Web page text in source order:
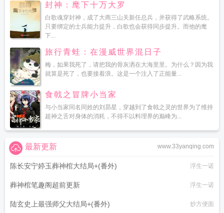
封神：麾下十万大罗
白歌魂穿封神，成了大商三山关新任总兵，并获得了武略系统。
只要绑定的士兵能力提升，白歌也会获得同步提升。而他的麾
下...
旅行青蛙：在漫威世界混日子
梅，如果我死了，请把我的骨灰洒在大海里里。为什么？因为我
就算是死了，也要接着浪。这是一个注入了正能量...
食戟之冒牌小当家
与小当家同名同姓的刘昴星，穿越到了食戟之灵的世界为了维持
超神之舌对身体的消耗，不得不以料理界的巅峰为...
www.33yanqing.com
最新更新
陈长安宁婷玉葬神棺大结局+(番外) 浮生一诺
葬神棺笔趣阁超前更新 浮生一诺
陆玄史上最强师父大结局+(番外) 炒方便面